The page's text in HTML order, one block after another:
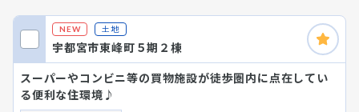
NEW 土地
宇都宮市東峰町５期２棟
スーパーやコンビニ等の買物施設が徒歩圏内に点在してい
る便利な住環境♪